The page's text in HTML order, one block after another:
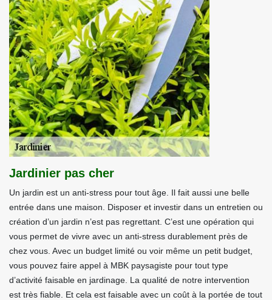
Jardinier pas cher
Un jardin est un anti-stress pour tout âge. Il fait aussi une belle
entrée dans une maison. Disposer et investir dans un entretien ou
création d’un jardin n’est pas regrettant. C’est une opération qui
vous permet de vivre avec un anti-stress durablement près de
chez vous. Avec un budget limité ou voir même un petit budget,
vous pouvez faire appel à MBK paysagiste pour tout type
d’activité faisable en jardinage. La qualité de notre intervention
est très fiable. Et cela est faisable avec un coût à la portée de tout